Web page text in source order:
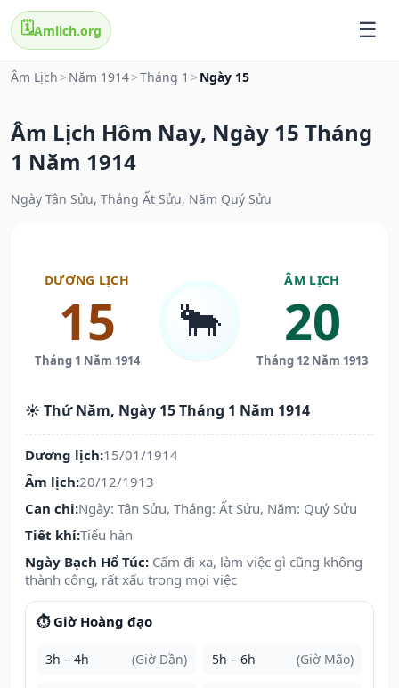
🗓️Amlich.org
Âm Lịch > Năm 1914>Tháng 1 > Ngày 15
Âm Lịch Hôm Nay, Ngày 15 Tháng
1 Năm 1914
Ngày Tân Sửu, Tháng Ất Sửu, Năm Quý Sửu
DƯƠNG LỊCH
15
Tháng 1 Năm 1914
🐂
ÂM LỊCH
20
Tháng 12 Năm 1913
☀️ Thứ Năm, Ngày 15 Tháng 1 Năm 1914
Dương lịch:15/01/1914
Âm lịch:20/12/1913
Can chi:Ngày: Tân Sửu, Tháng: Ất Sửu, Năm: Quý Sửu
Tiết khí:Tiểu hàn
Ngày Bạch Hổ Túc: Cấm đi xa, làm việc gì cũng không
thành công, rất xấu trong mọi việc
⏱️ Giờ Hoàng đạo
3h – 4h (Giờ Dần) 5h – 6h (Giờ Mão)